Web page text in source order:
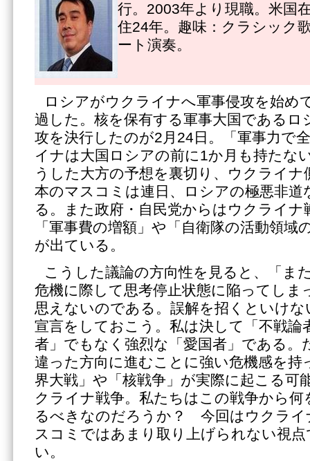
行。2003年より現職。米国
住24年。趣味：クラシック
ート演奏。
ロシアがウクライナへ軍事侵攻を始め
過した。核を保有する軍事大国である
攻を決行したのが2月24日。「軍事力で
イナは大国ロシアの前に1か月も持たな
うした大方の予想を裏切り、ウクライナ
本のマスコミは連日、ロシアの極悪非道
る。また政府・自民党からはウクライナ
「軍事費の増額」や「自衛隊の活動領域
が出ている。
こうした議論の方向性を見ると、「ま
危機に際して思考停止状態に陥ってしま
思えないのである。誤解を招くといけ
宣言をしておこう。私は決して「不戦論
者」でもなく強烈な「愛国者」である。
違った方向に進むことに強い危機感を持
界大戦」や「核戦争」が実際に起こる可
クライナ戦争。私たちはこの戦争から何
るべきなのだろうか？ 今回はウクライ
スコミではあまり取り上げられない視
い。